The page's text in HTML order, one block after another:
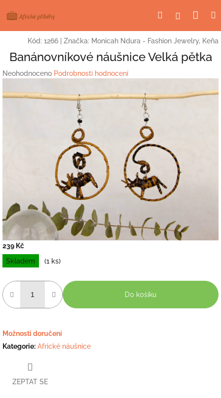
na
HledatPřihlášení
Kód: 1266 Značka: Monicah Ndura - Fashion Jewelry, Keňa
Banánovníkové náušnice Velká pětka
Průměrné
produktu
Neohodnoceno Podrobnosti hodnocení
239 Kč
Měrná
cena:
Skladem (1 ks)
Do košíku
Možnosti doručení
Kategorie: Africké náušnice
ZEPTAT SE